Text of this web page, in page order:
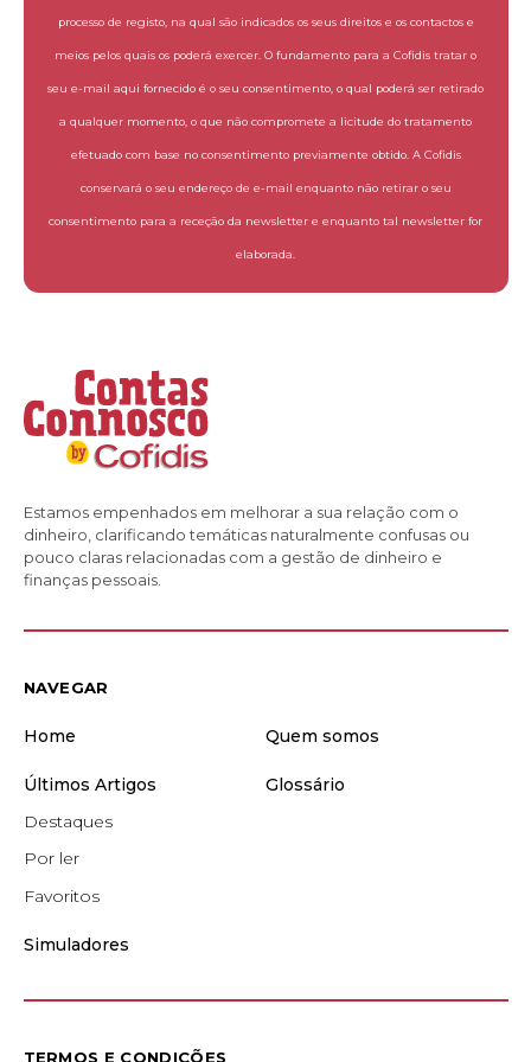
processo de registo, na qual são indicados os seus direitos e os contactos e
meios pelos quais os poderá exercer. O fundamento para a Cofidis tratar o
seu e-mail aqui fornecido é o seu consentimento, o qual poderá ser retirado
a qualquer momento, o que não compromete a licitude do tratamento
efetuado com base no consentimento previamente obtido. A Cofidis
conservará o seu endereço de e-mail enquanto não retirar o seu
consentimento para a receção da newsletter e enquanto tal newsletter for
elaborada.
Estamos empenhados em melhorar a sua relação com o
dinheiro, clarificando temáticas naturalmente confusas ou
pouco claras relacionadas com a gestão de dinheiro e
finanças pessoais.
NAVEGAR
Home Quem somos
Últimos Artigos
Destaques
Por ler
Favoritos
Glossário
Simuladores
TERMOS E CONDIÇÕES